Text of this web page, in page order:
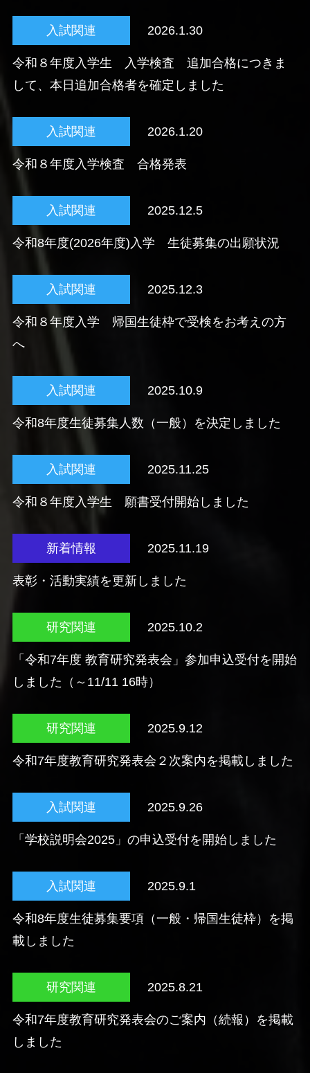
入試関連 2026.1.30
令和８年度入学生 入学検査 追加合格につきま
して、本日追加合格者を確定しました
入試関連 2026.1.20
令和８年度入学検査 合格発表
入試関連 2025.12.5
令和8年度(2026年度)入学 生徒募集の出願状況
入試関連 2025.12.3
令和８年度入学 帰国生徒枠で受検をお考えの方
へ
入試関連 2025.10.9
令和8年度生徒募集人数（一般）を決定しました
入試関連 2025.11.25
令和８年度入学生 願書受付開始しました
新着情報 2025.11.19
表彰・活動実績を更新しました
研究関連 2025.10.2
「令和7年度 教育研究発表会」参加申込受付を開始
しました（～11/11 16時）
研究関連 2025.9.12
令和7年度教育研究発表会２次案内を掲載しました
入試関連 2025.9.26
「学校説明会2025」の申込受付を開始しました
入試関連 2025.9.1
令和8年度生徒募集要項（一般・帰国生徒枠）を掲
載しました
研究関連 2025.8.21
令和7年度教育研究発表会のご案内（続報）を掲載
しました